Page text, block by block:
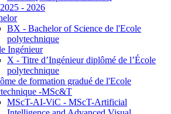
- 2026
BX - Bachelor of Science de l'Ecole
polytechnique
Ingénieur
X - Titre d’Ingénieur diplômé de l’École
polytechnique
de formation gradué de l'Ecole
-MSc&T
MScT-AI-ViC - MScT-Artificial